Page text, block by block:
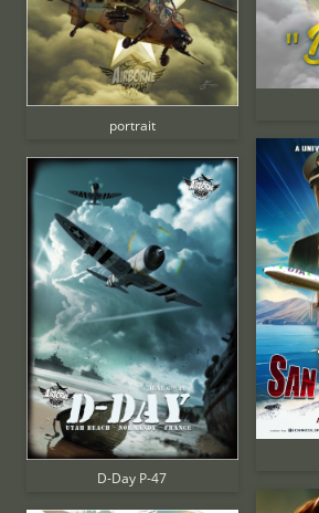
portrait
D-Day P-47